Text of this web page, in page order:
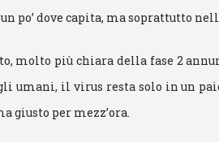
dove capita, ma soprattutto
molto più chiara della fase 2
umani, il virus resta solo in un
giusto per mezz’ora.